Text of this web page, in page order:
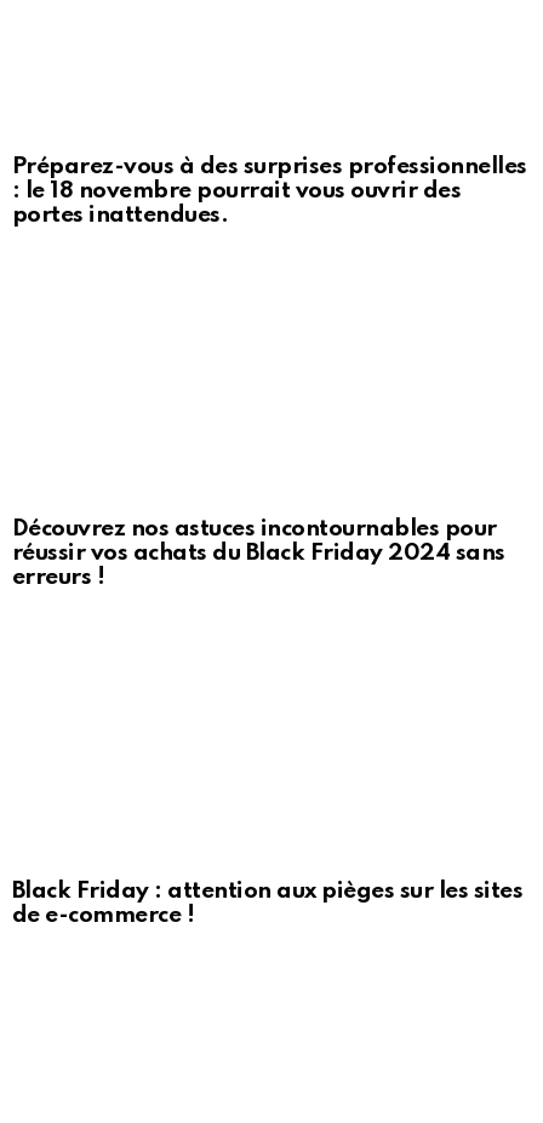
Préparez-vous à des surprises professionnelles
: le 18 novembre pourrait vous ouvrir des
portes inattendues.
Découvrez nos astuces incontournables pour
réussir vos achats du Black Friday 2024 sans
erreurs !
Black Friday : attention aux pièges sur les sites
de e-commerce !